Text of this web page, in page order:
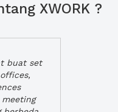
XWORK ?
buat set